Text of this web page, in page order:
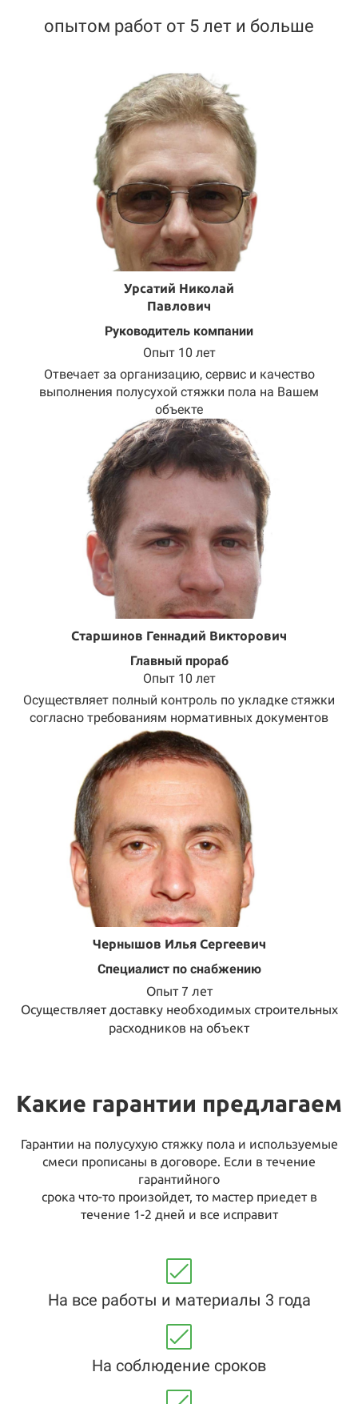
опытом работ от 5 лет и больше
Урсатий Николай
Павлович
Руководитель компании
Опыт 10 лет
Отвечает за организацию, сервис и качество
выполнения полусухой стяжки пола на Вашем
объекте
Старшинов Геннадий Викторович
Главный прораб
Опыт 10 лет
Осуществляет полный контроль по укладке стяжки
согласно требованиям нормативных документов
Чернышов Илья Сергеевич
Специалист по снабжению
Опыт 7 лет
Осуществляет доставку необходимых строительных
расходников на объект
Какие гарантии предлагаем
Гарантии на полусухую стяжку пола и используемые
смеси прописаны в договоре. Если в течение
гарантийного
срока что-то произойдет, то мастер приедет в
течение 1-2 дней и все исправит
На все работы и материалы 3 года
На соблюдение сроков